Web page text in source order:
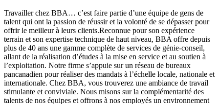
Travailler chez BBA… c’est faire partie d’une équipe de gens de
talent qui ont la passion de réussir et la volonté de se dépasser pour
offrir le meilleur à leurs clients.Reconnue pour son expérience
terrain et son expertise technique de haut niveau, BBA offre depuis
plus de 40 ans une gamme complète de services de génie-conseil,
allant de la réalisation d’études à la mise en service et au soutien à
l’exploitation. Notre firme s’appuie sur un réseau de bureaux
pancanadien pour réaliser des mandats à l’échelle locale, nationale et
internationale. Chez BBA, vous trouverez une ambiance de travail
stimulante et conviviale. Nous misons sur la complémentarité des
talents de nos équipes et offrons à nos employés un environnement